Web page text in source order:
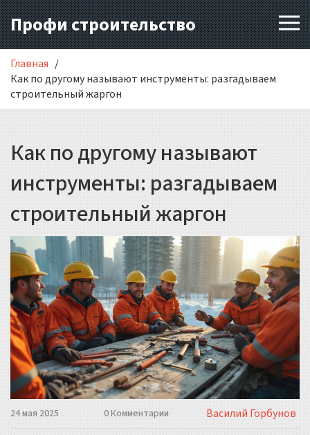
Профи строительство
Главная
Как по другому называют инструменты: разгадываем
строительный жаргон
Как по другому называют
инструменты: разгадываем
строительный жаргон
24 мая 2025 0 Комментарии
Василий Горбунов